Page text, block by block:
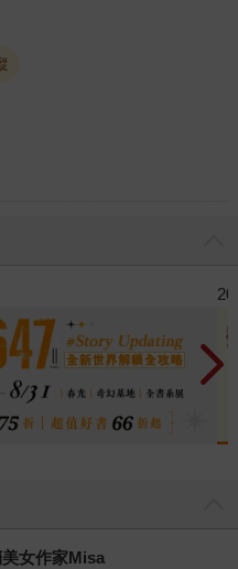
吃一點〉第二波
女作家Misa